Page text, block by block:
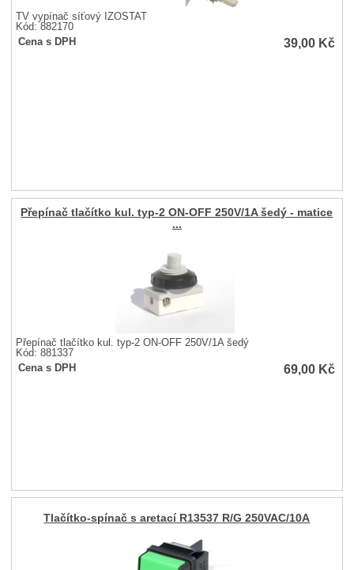
TV vypínač síťový IZOSTAT
Kód: 882170
Cena s DPH
39,00 Kč
Přepínač tlačítko kul. typ-2 ON-OFF 250V/1A šedý - matice
...
Přepínač tlačítko kul. typ-2 ON-OFF 250V/1A šedý
Kód: 881337
Cena s DPH
69,00 Kč
Tlačítko-spínač s aretací R13537 R/G 250VAC/10A